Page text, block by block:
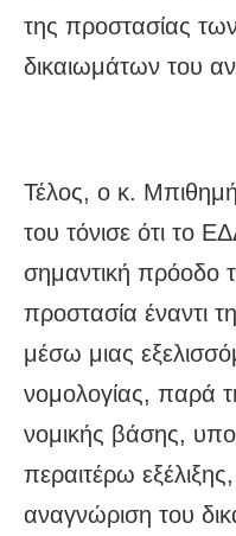
της προστασίας
δικαιωμάτων του
Τέλος, ο κ.
του τόνισε ότι το
σημαντική πρόοδο
προστασία έναντι
μέσω μιας
νομολογίας, παρά
νομικής βάσης,
περαιτέρω
αναγνώριση του